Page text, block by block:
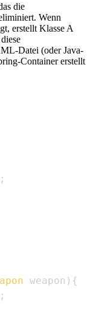
die
Wenn
erstellt Klasse A
Datei (oder Java-
Container erstellt
;
weapon ) {
;